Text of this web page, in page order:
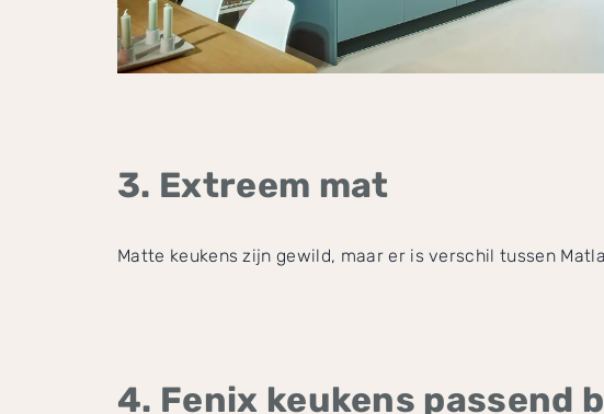
3. Extreem mat
Matte keukens zijn gewild, maar er is verschil tussen
4. Fenix keukens passend